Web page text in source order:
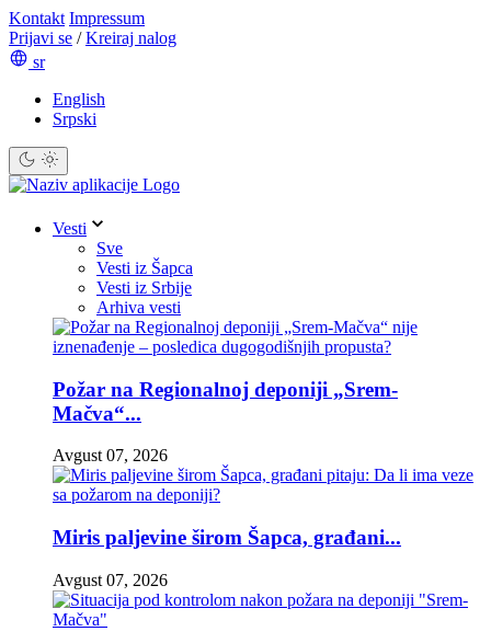
Kontakt Impressum
Prijavi se / Kreiraj nalog
sr
English
Srpski
Vesti
Sve
Vesti iz Šapca
Vesti iz Srbije
Arhiva vesti
Požar na Regionalnoj deponiji „Srem-
Mačva“...
Avgust 07, 2026
Miris paljevine širom Šapca, građani...
Avgust 07, 2026